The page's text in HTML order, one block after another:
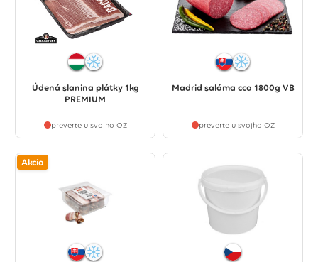
Údená slanina plátky 1kg
PREMIUM
preverte u svojho OZ
Madrid saláma cca 1800g VB
preverte u svojho OZ
Akcia